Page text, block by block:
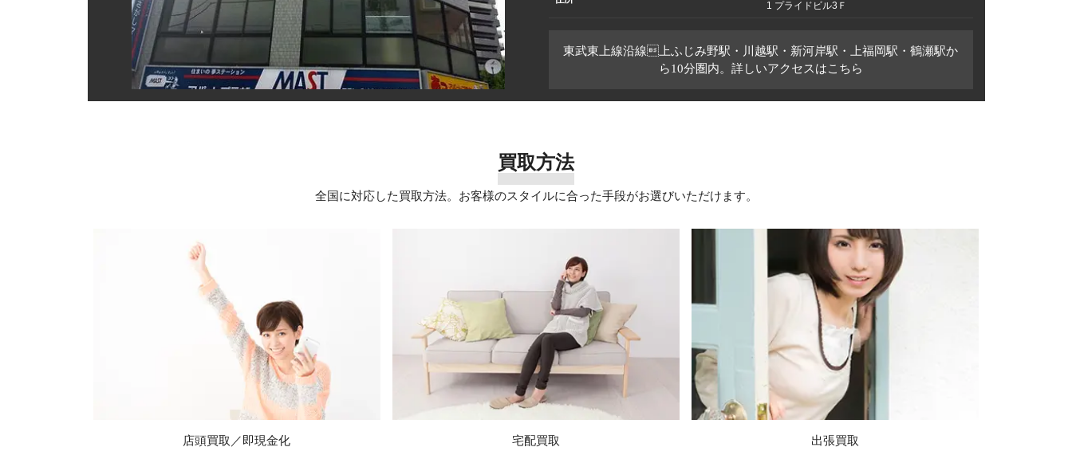
1 プライドビル3Ｆ
東武東上線沿線上ふじみ野駅・川越駅・新河岸駅・上福岡駅・鶴瀬駅か
ら10分圏内。詳しいアクセスはこちら
買取方法
全国に対応した買取方法。お客様のスタイルに合った手段がお選びいただけます。
店頭買取／即現金化
宅配買取
出張買取